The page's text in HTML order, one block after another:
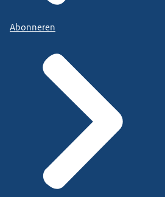
Abonneren